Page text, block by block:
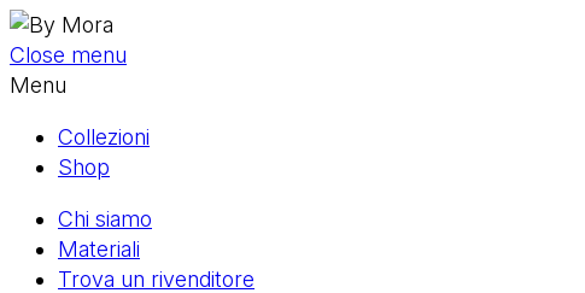
Close menu
Menu
Collezioni
Shop
Chi siamo
Materiali
Trova un rivenditore